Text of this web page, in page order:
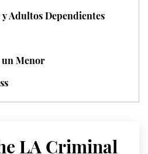
Concealed Firearm
Adultos Dependientes
un Menor
LA Criminal